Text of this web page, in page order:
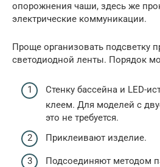
опорожнения чаши, здесь же
электрические коммуникации.
Проще организовать подсветку
светодиодной ленты. Порядок
Стенку бассейна и LED-
клеем. Для моделей с
это не требуется.
Приклеивают изделие.
Подсоединяют методом